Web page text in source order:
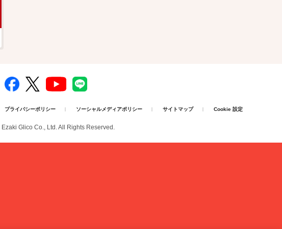
プライバシーポリシー ソーシャルメディアポリシー サイトマップ Cookie 設定
Ezaki Glico Co., Ltd. All Rights Reserved.